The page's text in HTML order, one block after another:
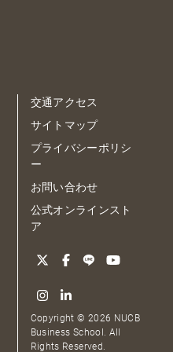
交通アクセス
サイトマップ
プライバシーポリシ
ー
お問い合わせ
公式オンラインスト
ア
Copyright © 2026 NUCB
Business School. All
Rights Reserved.